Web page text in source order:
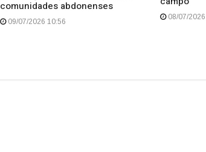
comunidades abdonenses
09/07/2026 10:56
08/07/2026